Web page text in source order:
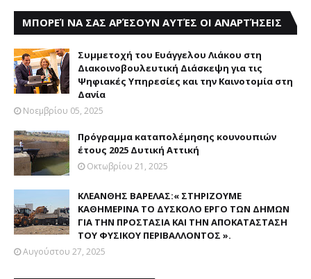
ΜΠΟΡΕΊ ΝΑ ΣΑΣ ΑΡΈΣΟΥΝ ΑΥΤΈΣ ΟΙ ΑΝΑΡΤΉΣΕΙΣ
Συμμετοχή του Ευάγγελου Λιάκου στη
Διακοινοβουλευτική Διάσκεψη για τις
Ψηφιακές Υπηρεσίες και την Καινοτομία στη
Δανία
Νοεμβρίου 05, 2025
Πρόγραμμα καταπολέμησης κουνουπιών
έτους 2025 Δυτική Αττική
Οκτωβρίου 21, 2025
ΚΛΕΑΝΘΗΣ ΒΑΡΕΛΑΣ:« ΣΤΗΡΙΖΟΥΜΕ
ΚΑΘΗΜΕΡΙΝΑ ΤΟ ΔΥΣΚΟΛΟ ΕΡΓΟ ΤΩΝ ΔΗΜΩΝ
ΓΙΑ ΤΗΝ ΠΡΟΣΤΑΣΙΑ ΚΑΙ ΤΗΝ ΑΠΟΚΑΤΑΣΤΑΣΗ
ΤΟΥ ΦΥΣΙΚΟΥ ΠΕΡΙΒΑΛΛΟΝΤΟΣ ».
Αυγούστου 27, 2025